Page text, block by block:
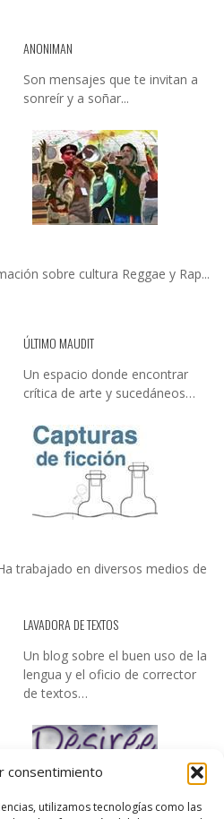
consentimiento
utilizamos tecnologías como las
ANONIMAN
Son mensajes que te invitan a
sonreír y a soñar...
sobre cultura Reggae y Rap...
ÚLTIMO MAUDIT
Un espacio donde encontrar
crítica de arte y sucedáneos…
trabajado en diversos medios de
LAVADORA DE TEXTOS
Un blog sobre el buen uso de la
lengua y el oficio de corrector
de textos…